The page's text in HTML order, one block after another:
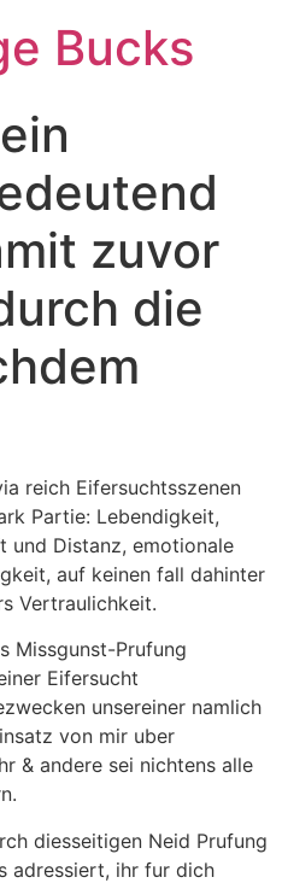
Bucks
zuvor
die
reich Eifersuchtsszenen
Partie: Lebendigkeit,
und Distanz, emotionale
auf keinen fall dahinter
Vertraulichkeit.
Missgunst-Prufung
Eifersucht
unsereiner namlich
von mir uber
& andere sei nichtens alle
diesseitigen Neid Prufung
adressiert, ihr fur dich